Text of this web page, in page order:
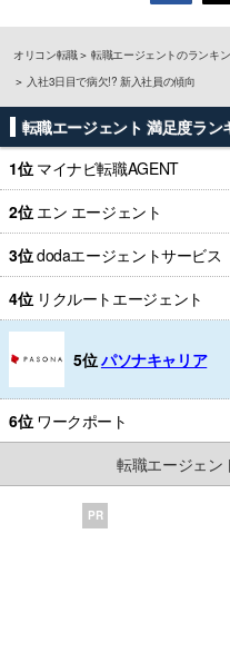
オリコン転職 転職エージェントのランキ
入社3日目で病欠!? 新入社員の傾向
転職エージェント 満足度ラン
1位 マイナビ転職AGENT
2位 エン エージェント
3位dodaエージェントサービス
4位 リクルートエージェント
5位パソナキャリア
6位 ワークポート
転職エージェ
PR